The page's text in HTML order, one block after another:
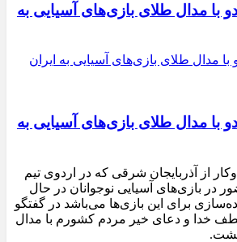
با مدال طلای بازی‌های آسیایی به
با مدال طلای بازی‌های آسیایی به
از آذربایجان شرقی که در اردوی تیم
در بازی‌های آسیایی نوجوانان در حال
برای این بازی‌ها می‌باشد در گفتگو
خدا و دعای خیر مردم کشورم با مدال
گشت.